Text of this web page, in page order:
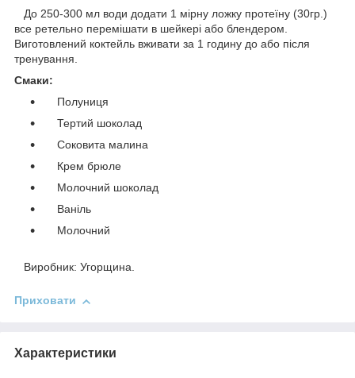
До 250-300 мл води додати 1 мірну ложку протеїну (30гр.)
все ретельно перемішати в шейкері або блендером.
Виготовлений коктейль вживати за 1 годину до або після
тренування.
Смаки:
Полуниця
Тертий шоколад
Соковита малина
Крем брюле
Молочний шоколад
Ваніль
Молочний
Виробник: Угорщина.
Приховати
Характеристики